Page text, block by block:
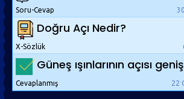
Soru-Cevap
Doğru Açı Nedir?
X-Sözlük
Güneş ışınlarının açısı
22
Cevaplanmış